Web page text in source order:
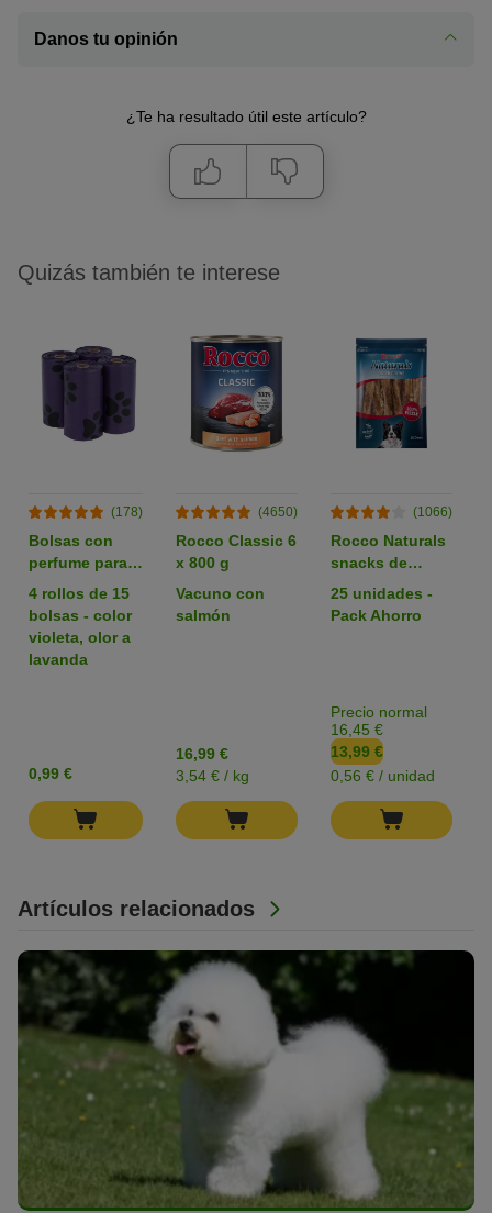
Danos tu opinión
¿Te ha resultado útil este artículo?
Artículos relacionados
Quizás también te interese
(178)
Bolsas con
perfume para
heces
4 rollos de 15
bolsas - color
violeta, olor a
lavanda
0,99 €
(4650)
Rocco Classic 6
x 800 g
Vacuno con
salmón
16,99 €
3,54 € / kg
(1066)
Rocco Naturals
snacks de
nervio de buey
para perros
25 unidades -
Pack Ahorro
Precio normal
16,45 €
13,99 €
0,56 € / unidad